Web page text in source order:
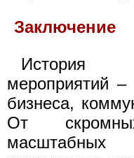
Заключение
История
мероприятий –
бизнеса,
От